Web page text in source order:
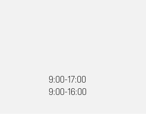
9:00-17:00
9:00-16:00